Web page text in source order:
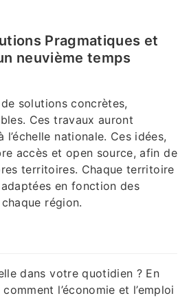
Pragmatiques et
neuvième temps
solutions concrètes,
Ces travaux auront
nationale. Ces idées,
accès et open source, afin de
territoires. Chaque territoire
en fonction des
région.
dans votre quotidien ? En
l’économie et l’emploi